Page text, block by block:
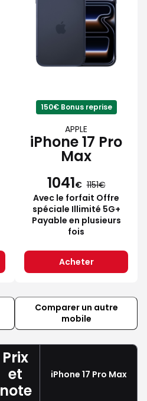
150€ Bonus reprise
APPLE
iPhone 17 Pro
Max
1041€ 1151
Avec le forfait Offre
spéciale Illimité 5G+
Payable en plusieurs
fois
Acheter
Comparer un autre
mobile
Prix
et
note
iPhone 17 Pro Max